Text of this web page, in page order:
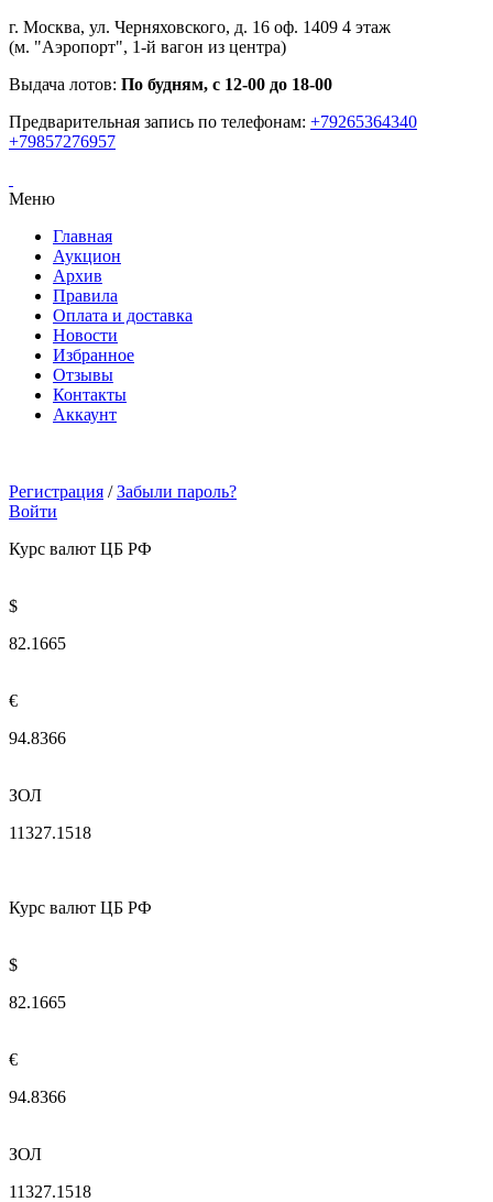
г. Москва, ул. Черняховского, д. 16 оф. 1409 4 этаж
(м. "Аэропорт", 1-й вагон из центра)
Выдача лотов: По будням, с 12-00 до 18-00
Предварительная запись по телефонам: +79265364340
+79857276957
Меню
Главная
Аукцион
Архив
Правила
Оплата и доставка
Новости
Избранное
Отзывы
Контакты
Аккаунт
Регистрация / Забыли пароль?
Войти
Курс валют ЦБ РФ
$
82.1665
€
94.8366
ЗОЛ
11327.1518
Курс валют ЦБ РФ
$
82.1665
€
94.8366
ЗОЛ
11327.1518